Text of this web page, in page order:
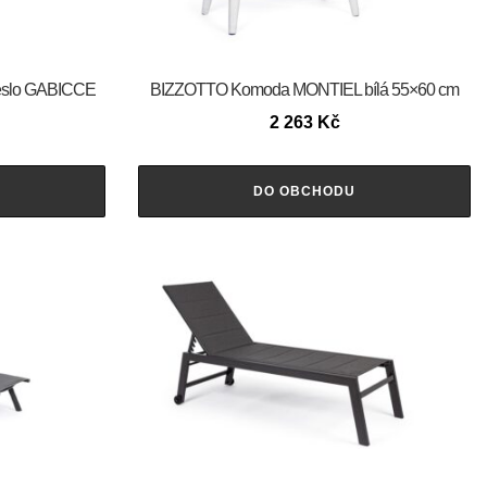
GABICCE
BIZZOTTO Komoda MONTIEL bílá 55×60 cm
2 263 Kč
DO OBCHODU